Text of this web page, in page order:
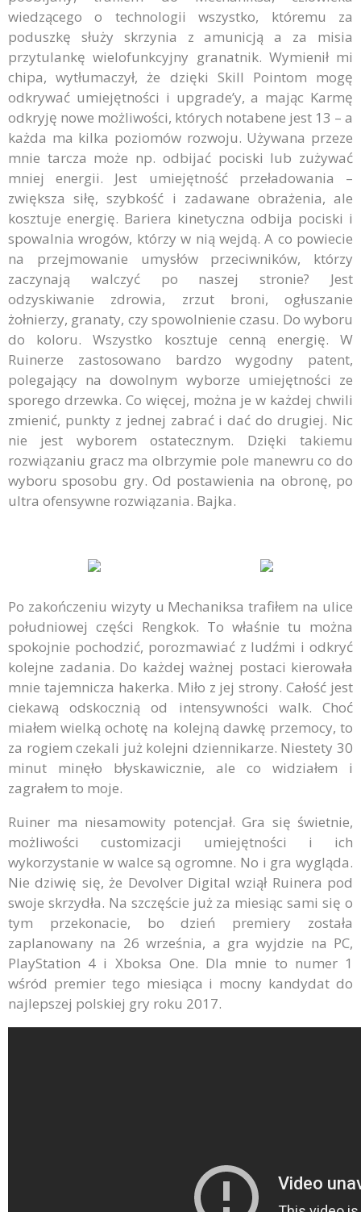
wiedzącego o technologii wszystko, któremu za
poduszkę służy skrzynia z amunicją a za misia
przytulankę wielofunkcyjny granatnik. Wymienił mi
chipa, wytłumaczył, że dzięki Skill Pointom mogę
odkrywać umiejętności i upgrade’y, a mając Karmę
odkryję nowe możliwości, których notabene jest 13 – a
każda ma kilka poziomów rozwoju. Używana przeze
mnie tarcza może np. odbijać pociski lub zużywać
mniej energii. Jest umiejętność przeładowania –
zwiększa siłę, szybkość i zadawane obrażenia, ale
kosztuje energię. Bariera kinetyczna odbija pociski i
spowalnia wrogów, którzy w nią wejdą. A co powiecie
na przejmowanie umysłów przeciwników, którzy
zaczynają walczyć po naszej stronie? Jest
odzyskiwanie zdrowia, zrzut broni, ogłuszanie
żołnierzy, granaty, czy spowolnienie czasu. Do wyboru
do koloru. Wszystko kosztuje cenną energię. W
Ruinerze zastosowano bardzo wygodny patent,
polegający na dowolnym wyborze umiejętności ze
sporego drzewka. Co więcej, można je w każdej chwili
zmienić, punkty z jednej zabrać i dać do drugiej. Nic
nie jest wyborem ostatecznym. Dzięki takiemu
rozwiązaniu gracz ma olbrzymie pole manewru co do
wyboru sposobu gry. Od postawienia na obronę, po
ultra ofensywne rozwiązania. Bajka.
Po zakończeniu wizyty u Mechaniksa trafiłem na ulice
południowej części Rengkok. To właśnie tu można
spokojnie pochodzić, porozmawiać z ludźmi i odkryć
kolejne zadania. Do każdej ważnej postaci kierowała
mnie tajemnicza hakerka. Miło z jej strony. Całość jest
ciekawą odskocznią od intensywności walk. Choć
miałem wielką ochotę na kolejną dawkę przemocy, to
za rogiem czekali już kolejni dziennikarze. Niestety 30
minut minęło błyskawicznie, ale co widziałem i
zagrałem to moje.
Ruiner ma niesamowity potencjał. Gra się świetnie,
możliwości customizacji umiejętności i ich
wykorzystanie w walce są ogromne. No i gra wygląda.
Nie dziwię się, że Devolver Digital wziął Ruinera pod
swoje skrzydła. Na szczęście już za miesiąc sami się o
tym przekonacie, bo dzień premiery została
zaplanowany na 26 września, a gra wyjdzie na PC,
PlayStation 4 i Xboksa One. Dla mnie to numer 1
wśród premier tego miesiąca i mocny kandydat do
najlepszej polskiej gry roku 2017.